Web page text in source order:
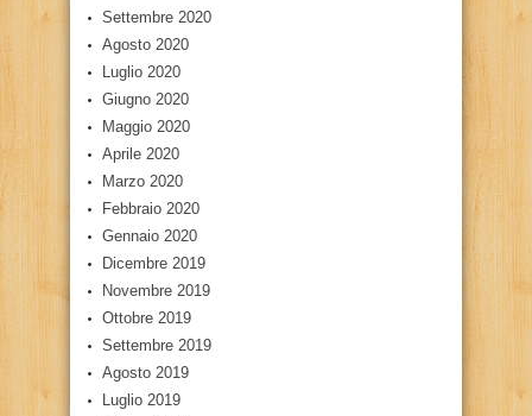
Settembre 2020
Agosto 2020
Luglio 2020
Giugno 2020
Maggio 2020
Aprile 2020
Marzo 2020
Febbraio 2020
Gennaio 2020
Dicembre 2019
Novembre 2019
Ottobre 2019
Settembre 2019
Agosto 2019
Luglio 2019